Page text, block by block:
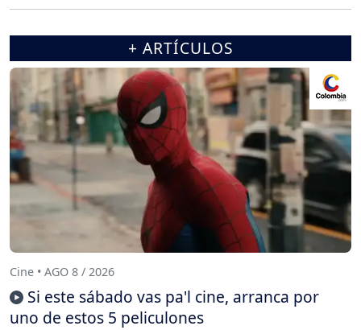
+ ARTÍCULOS
Cine • AGO 8 / 2026
Si este sábado vas pa'l cine, arranca por
uno de estos 5 peliculones